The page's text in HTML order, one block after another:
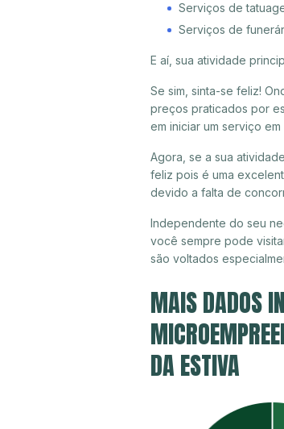
Serviços de
Serviços de
E aí, sua atividade
Se sim, sinta-se feliz!
preços praticados por
em iniciar um serviço
Agora, se a sua
feliz pois é uma
devido a falta de
Independente do seu
você sempre pode
são voltados
MAIS DADOS
DA ESTIVA